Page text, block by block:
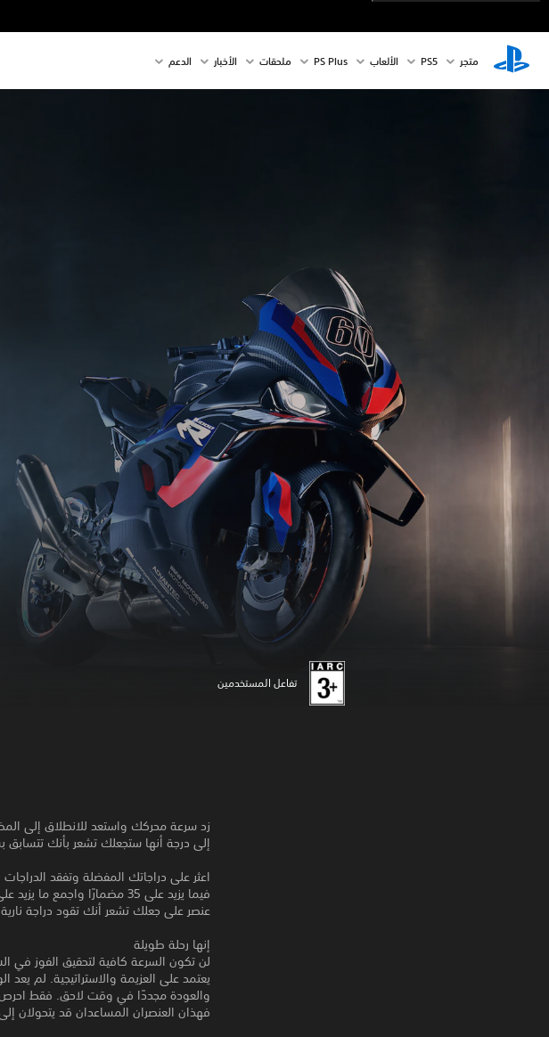
متجر PS5‏ الألعاب PS Plus ملحقات الأخبار الدعم
تفاعل المستخدمين
إلى درجة أنها ستجعلك تشعر بأنك تتسابق
اعثر على دراجاتك المفضلة وتفقد
عنصر على جعلك تشعر أنك تقود دراجة
إنها رحلة طويلة
لن تكون السرعة كافية لتحقيق الفوز في
يعتمد على العزيمة والاستراتيجية. لم
والعودة مجددًا في وقت لاحق. فقط احرص
فهذان العنصران المساعدان قد يتحولان